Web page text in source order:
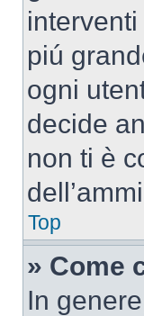
piú
ogni
decide
non ti è
Top
» Come
In